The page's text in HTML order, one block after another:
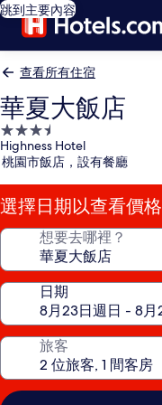
跳到主要內容
查看所有住宿
華夏大飯店
3.5
星
級
住
宿
Highness Hotel
桃園市飯店，設有餐廳
選擇日期以查看價格
想要去哪裡？
日期
旅客